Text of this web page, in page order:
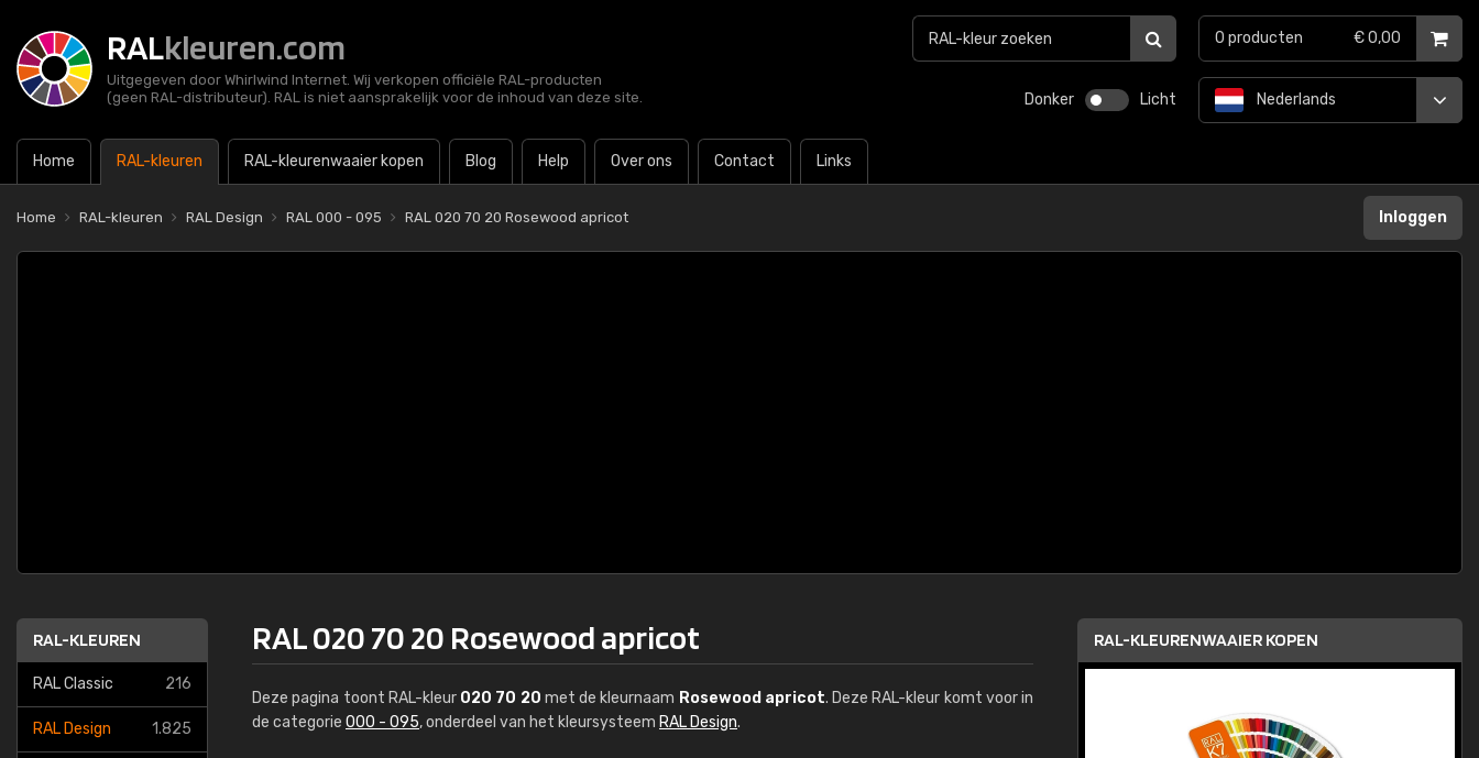
RALkleuren.com
Uitgegeven door Whirlwind Internet. Wij verkopen officiële RAL-producten
(geen RAL-distributeur). RAL is niet aansprakelijk voor de inhoud van deze site.
Donker Licht
Home RAL-kleuren RAL-kleurenwaaier kopen Blog Help Over ons Contact Links
Nederlands
0 producten € 0,00
Home RAL-kleuren RAL Design RAL 000 - 095 RAL 020 70 20 Rosewood apricot Inloggen
RAL-KLEUREN
RAL Classic 216
RAL Design 1.825
RAL 020 70 20 Rosewood apricot
Deze pagina toont RAL-kleur 020 70 20 met de kleurnaam Rosewood apricot. Deze RAL-kleur komt voor in
de categorie 000 - 095, onderdeel van het kleursysteem RAL Design.
RAL-KLEURENWAAIER KOPEN